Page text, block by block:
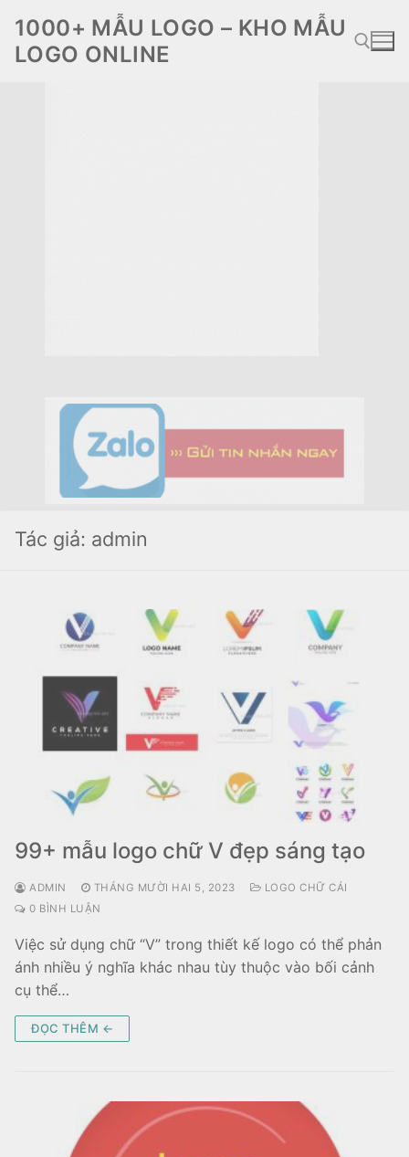
đến
nội
1000+ MẪU LOGO – KHO MẪU
LOGO ONLINE
Tác giả: admin
99+ mẫu logo chữ V đẹp sáng tạo
ADMIN THÁNG MƯỜI HAI 5, 2023
LOGO CHỮ CÁI
0 BÌNH LUẬN
Việc sử dụng chữ “V” trong thiết kế logo có thể phản
ánh nhiều ý nghĩa khác nhau tùy thuộc vào bối cảnh
cụ thể…
ĐỌC THÊM ←